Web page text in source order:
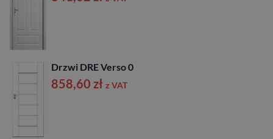
Drzwi DRE Verso 0
858,60 zł z VAT